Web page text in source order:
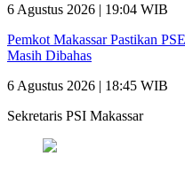
6 Agustus 2026 | 19:04 WIB
Pemkot Makassar Pastikan
Masih Dibahas
6 Agustus 2026 | 18:45 WIB
Sekretaris PSI Makassar